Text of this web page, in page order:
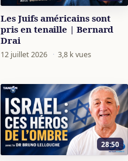
Les Juifs américains sont
pris en tenaille | Bernard
Drai
12 juillet 2026 · 3,8 k vues
28:50